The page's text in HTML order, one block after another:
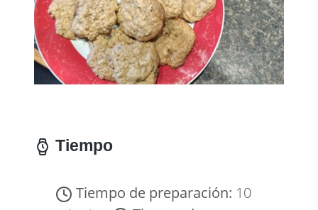
Tiempo
Tiempo de preparación: 10